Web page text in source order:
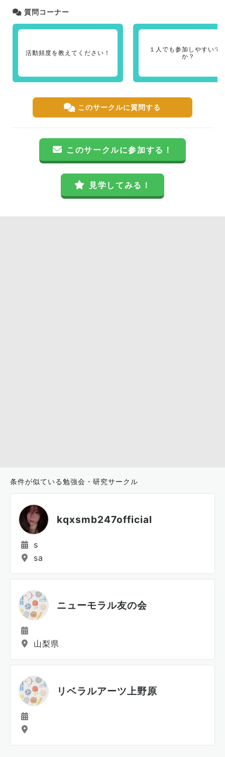
質問コーナー
活動頻度を教えてください！
１人でも参加しやすいで
か？
このサークルに質問する
このサークルに参加する！
見学してみる！
条件が似ている勉強会・研究サークル
kqxsmb247official
s
sa
ニューモラル友の会
山梨県
リベラルアーツ上野原